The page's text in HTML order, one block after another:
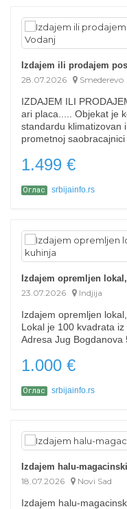
Izdajem ili prodajem
28.07.2026
Smederevo
IZDAJEM ILI
ari placa..... Objekat je
standardu klimatizovan
prometnoj saobracajnici
1.499 €
Оглас srbijainfo.rs
Izdajem opremljen
23.07.2026
Indjija
Izdajem opremljen
Lokal je 100 kvadrata
Adresa Jug
1.000 €
Оглас srbijainfo.rs
Izdajem halu-
18.07.2026
Novi Sad
Izdajem halu-